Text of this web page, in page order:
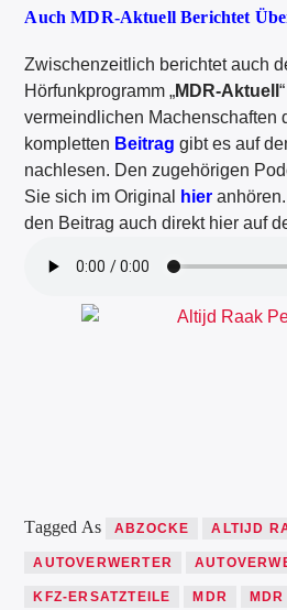
Auch MDR-Aktuell Berichtet
Zwischenzeitlich berichtet auch
Hörfunkprogramm „MDR-Aktuell
vermeindlichen Machenschaften
kompletten Beitrag gibt es auf
nachlesen. Den zugehörigen
Sie sich im Original
hier
den Beitrag auch direkt hier auf
Tagged As ABZOCKE ALTIJD
AUTOVERWERTER
KFZ-ERSATZTEILE MDR